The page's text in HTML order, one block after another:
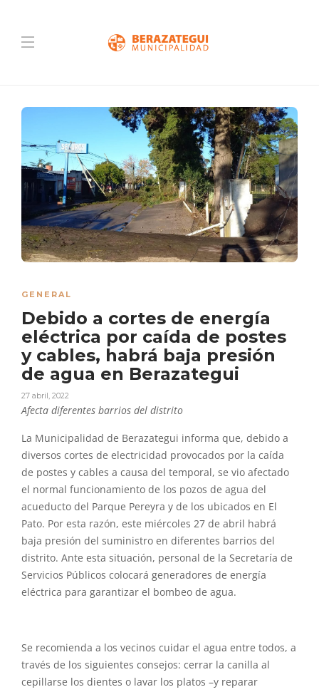
GENERAL
Debido a cortes de energía
eléctrica por caída de postes
y cables, habrá baja presión
de agua en Berazategui
27 abril, 2022
Afecta diferentes barrios del distrito
La Municipalidad de Berazategui informa que, debido a
diversos cortes de electricidad provocados por la caída
de postes y cables a causa del temporal, se vio afectado
el normal funcionamiento de los pozos de agua del
acueducto del Parque Pereyra y de los ubicados en El
Pato. Por esta razón, este miércoles 27 de abril habrá
baja presión del suministro en diferentes barrios del
distrito. Ante esta situación, personal de la Secretaría de
Servicios Públicos colocará generadores de energía
eléctrica para garantizar el bombeo de agua.
Se recomienda a los vecinos cuidar el agua entre todos, a
través de los siguientes consejos: cerrar la canilla al
cepillarse los dientes o lavar los platos –y reparar